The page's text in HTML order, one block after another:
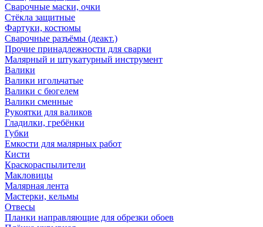
Сварочные маски, очки
Стёкла защитные
Фартуки, костюмы
Сварочные разъёмы (деакт.)
Прочие принадлежности для сварки
Малярный и штукатурный инструмент
Валики
Валики игольчатые
Валики с бюгелем
Валики сменные
Рукоятки для валиков
Гладилки, гребёнки
Губки
Емкости для малярных работ
Кисти
Краскораспылители
Макловицы
Малярная лента
Мастерки, кельмы
Отвесы
Планки направляющие для обрезки обоев